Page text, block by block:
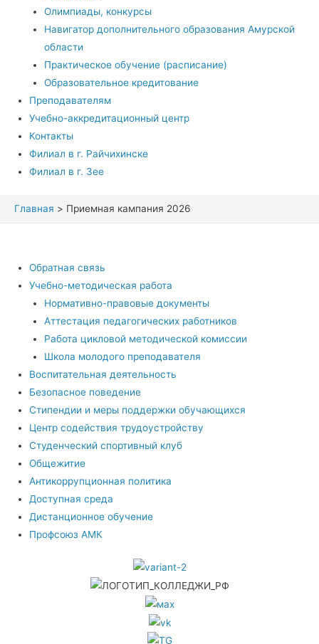
Олимпиады, конкурсы
Навигатор дополнительного образования Амурской
области
Практическое обучение (расписание)
Образовательное кредитование
Преподавателям
Учебно-аккредитационный центр
Контакты
Филиал в г. Райчихинске
Филиал в г. Зее
Главная Приемная кампания 2026
Обратная связь
Учебно-методическая работа
Нормативно-правовые документы
Аттестация педагогических работников
Работа цикловой методической комиссии
Школа молодого преподавателя
Воспитательная деятельность
Безопасное поведение
Стипендии и меры поддержки обучающихся
Центр содействия трудоустройству
Студенческий спортивный клуб
Общежитие
Антикоррупционная политика
Доступная среда
Дистанционное обучение
Профсоюз АМК